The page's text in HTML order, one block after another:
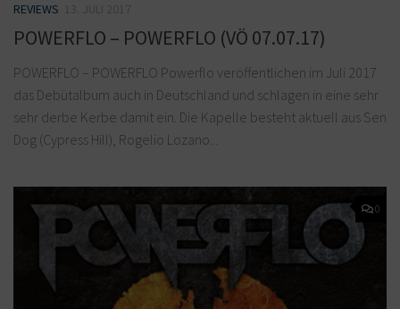
REVIEWS
POWERFLO – POWERFLO (VÖ 07.07.17)
POWERFLO – POWERFLO Powerflo veröffentlichen im Juli 2017
das Debütalbum auch in Deutschland und schlagen in eine sehr
sehr derbe Kerbe damit ein. Die Kapelle besteht aktuell aus Sen
Dog (Cypress Hill), Rogelio Lozano...
0